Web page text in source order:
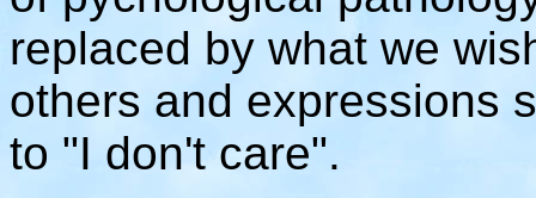
replaced by what we
others and expressions
to "I don't care".